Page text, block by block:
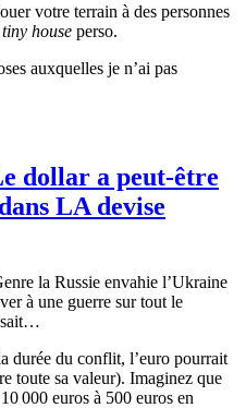
votre terrain à des personnes
tiny house perso.
auxquelles je n’ai pas
dollar a peut-être
LA devise
la Russie envahie l’Ukraine
à une guerre sur tout le
sait…
durée du conflit, l’euro pourrait
toute sa valeur). Imaginez que
000 euros à 500 euros en